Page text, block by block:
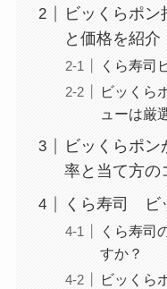
ビッくらポ
と価格を紹介
くら寿司
ビッくら
ューは厳
ビッくらポ
率と当て方の
くら寿司 ビ
くら寿司
すか？
ビッくら